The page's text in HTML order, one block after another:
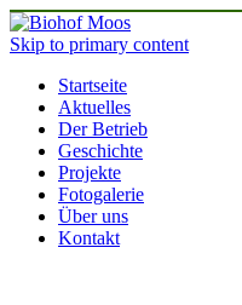
Skip to primary content
Startseite
Aktuelles
Der Betrieb
Geschichte
Projekte
Fotogalerie
Über uns
Kontakt